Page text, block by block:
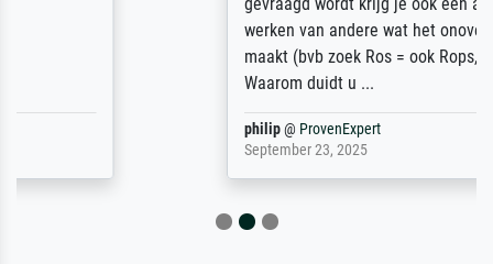
werken van andere wat het onoverzichtelijk
maakt (bvb zoek Ros = ook Rops, Rose etc).